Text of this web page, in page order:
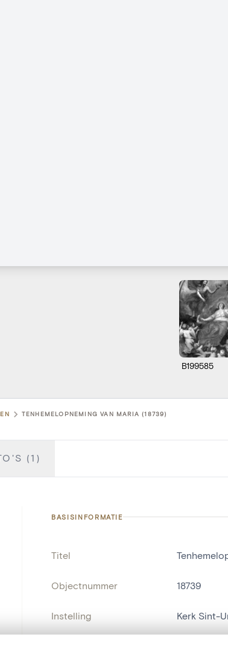
B199585
TENHEMELOPNEMING VAN MARIA (18739)
(1)
BASISINFORMATIE
Titel
Objectnummer 18739
Instelling Kerk Sint-